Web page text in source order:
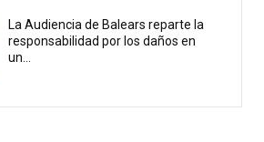
La Audiencia de Balears reparte la
responsabilidad por los daños en
un...